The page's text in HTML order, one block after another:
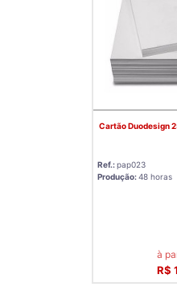
Cartão Duodesign
Ref.:pap023
Produção:48 horas
à
R$